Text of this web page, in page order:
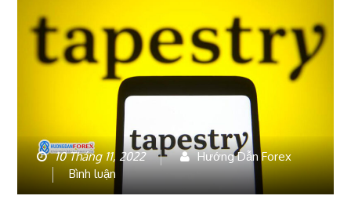
10 Tháng 11, 2022
Hướng Dẫn Forex
Bình luận bài
viết